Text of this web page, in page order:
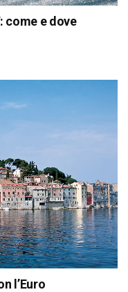
come e dove
l’Euro